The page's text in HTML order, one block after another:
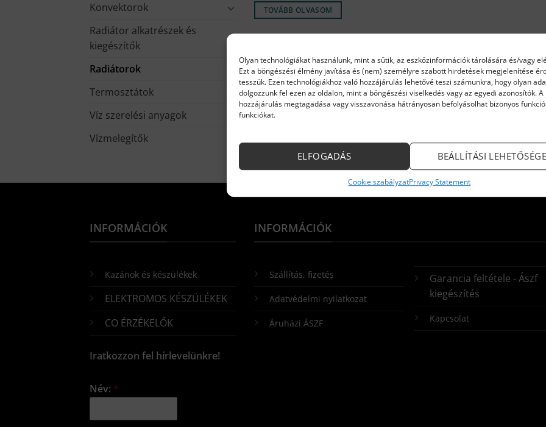
Olyan technológiákat használunk, mint a sütik, az eszközinformációk tárolására és/vagy
Ezt a böngészési élmény javítása és (nem) személyre szabott hirdetések megjelenítése
tesszük. Ezen technológiákhoz való hozzájárulás lehetővé teszi számunkra, hogy olyan
dolgozzunk fel ezen az oldalon, mint a böngészési viselkedés vagy az egyedi azonosítók. A
hozzájárulás megtagadása vagy visszavonása hátrányosan befolyásolhat bizonyos
funkciókat.
ELFOGADÁS BEÁLLÍTÁSI
Cookie szabályzatPrivacy Statement
Konvektorok
Radiátor alkatrészek és
kiegészítők
Radiátorok
Termosztátok
Víz szerelési anyagok
Vízmelegítők
TOVÁBB OLVASOM
INFORMÁCIÓK
Kazánok és készülékek
ELEKTROMOS KÉSZÜLÉKEK
CO ÉRZÉKELŐK
Iratkozzon fel hírlevelünkre!
Név: *
INFORMÁCIÓK
Szállítás, fizetés
Adatvédelmi nyilatkozat
Áruházi ÁSZF
Garancia feltétele - Ászf
kiegészítés
Kapcsolat